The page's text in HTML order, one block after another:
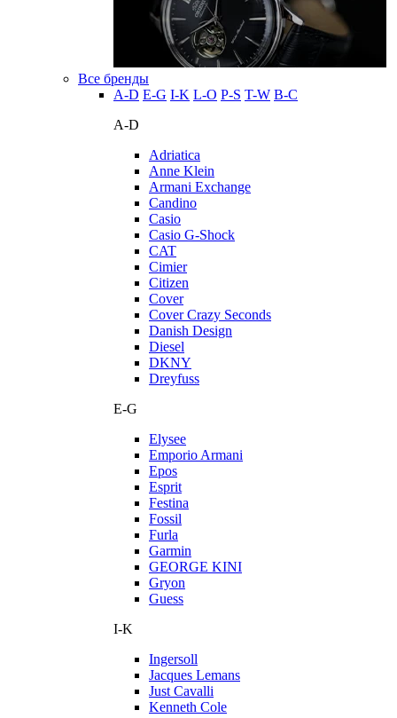
Все бренды
A-D E-G I-K L-O P-S T-W В-С
A-D
Adriatica
Anne Klein
Armani Exchange
Candino
Casio
Casio G-Shock
CAT
Cimier
Citizen
Cover
Cover Crazy Seconds
Danish Design
Diesel
DKNY
Dreyfuss
E-G
Elysee
Emporio Armani
Epos
Esprit
Festina
Fossil
Furla
Garmin
GEORGE KINI
Gryon
Guess
I-K
Ingersoll
Jacques Lemans
Just Cavalli
Kenneth Cole